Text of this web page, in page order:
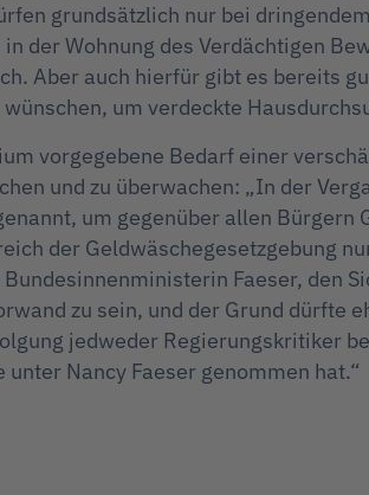
grundsätzlich nur bei
der Wohnung des Verdächtigen
Aber auch hierfür gibt es bereits
um verdeckte
vorgegebene Bedarf einer
und zu überwachen: „In der
um gegenüber allen Bürgern
der Geldwäschegesetzgebung
Faeser, den
zu sein, und der Grund dürfte
jedweder
Nancy Faeser genommen hat.“